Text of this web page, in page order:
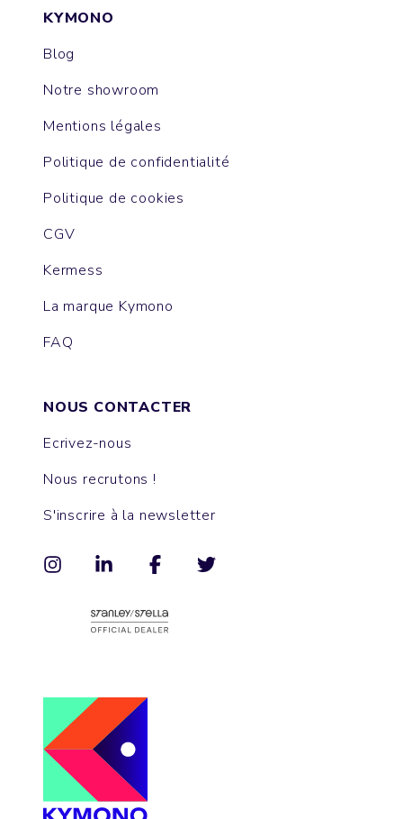
KYMONO
Blog
Notre showroom
Mentions légales
Politique de confidentialité
Politique de cookies
CGV
Kermess
La marque Kymono
FAQ
NOUS CONTACTER
Ecrivez-nous
Nous recrutons !
S'inscrire à la newsletter